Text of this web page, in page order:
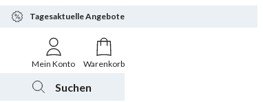
Tagesaktuelle Angebote
Mein Konto Warenkorb
Suchen